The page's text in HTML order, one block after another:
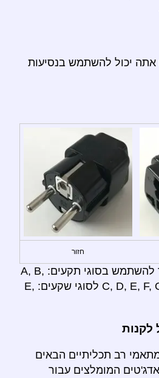
יכול להשתמש בנסיעות
חזור
מתאם זה מאפשר לך להשתמש בסוגי תקעים: A, B,
C, D, E, F, G, H, I, J, K, L, M, N לסוגי שקעים: E,
לקנות
רב תכליתיים הבאים
המומלצים עבור